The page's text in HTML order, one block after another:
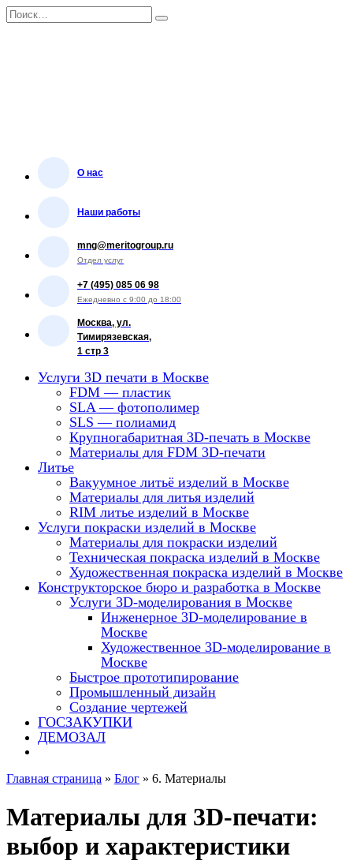
Перейти
к
Search
for:
О нас
Наши работы
mng@meritogroup.ru
Отдел услуг
+7 (495) 085 06 98
Ежедневно с 9:00 до 18:00
Москва, ул.
Тимирязевская,
1 стр 3
Услуги 3D печати в Москве
FDM — пластик
SLA — фотополимер
SLS — полиамид
Крупногабаритная 3D-печать в Москве
Материалы для FDM 3D-печати
Литье
Вакуумное литьё изделий в Москве
Материалы для литья изделий
RIM литье изделий в Москве
Услуги покраски изделий в Москве
Материалы для покраски изделий
Техническая покраска изделий в Москве
Художественная покраска изделий в Москве
Конструкторское бюро и разработка в Москве
Услуги 3D-моделирования в Москве
Инженерное 3D-моделирование в
Москве
Художественное 3D-моделирование в
Москве
Быстрое прототипирование
Промышленный дизайн
Создание чертежей
ГОСЗАКУПКИ
ДЕМОЗАЛ
Главная страница » Блог » 6. Материалы
Материалы для 3D-печати:
выбор и характеристики